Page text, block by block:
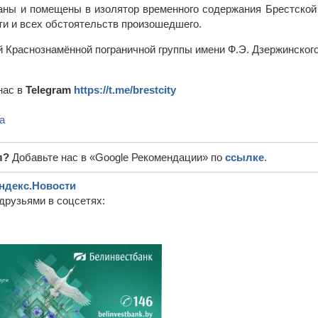
и помещены в изолятор временного содержания Брестской
и всех обстоятельств произошедшего.
пограничной группы имени Ф.Э.
в Telegram https://t.me/brestcity
Добавьте нас в «Google Рекомендации» по ссылке.
в соцсетях: